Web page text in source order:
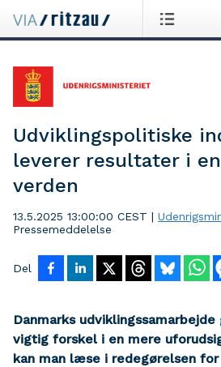
Udviklingspolitiske
leverer resultater i
verden
13.5.2025 13:00:00 CEST |
Pressemeddelelse
Del
Danmarks
vigtig forskel i en mere
kan man læse i redegørelsen for